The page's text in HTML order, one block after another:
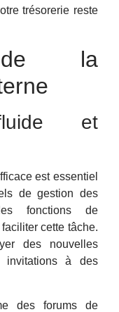
trésorerie reste
de la
fluide et
est essentiel
de gestion des
fonctions de
cette tâche.
des nouvelles
invitations à des
des forums de